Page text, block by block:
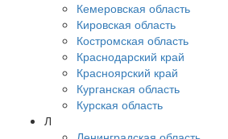
Кемеровская область
Кировская область
Костромская область
Краснодарский край
Красноярский край
Курганская область
Курская область
Л